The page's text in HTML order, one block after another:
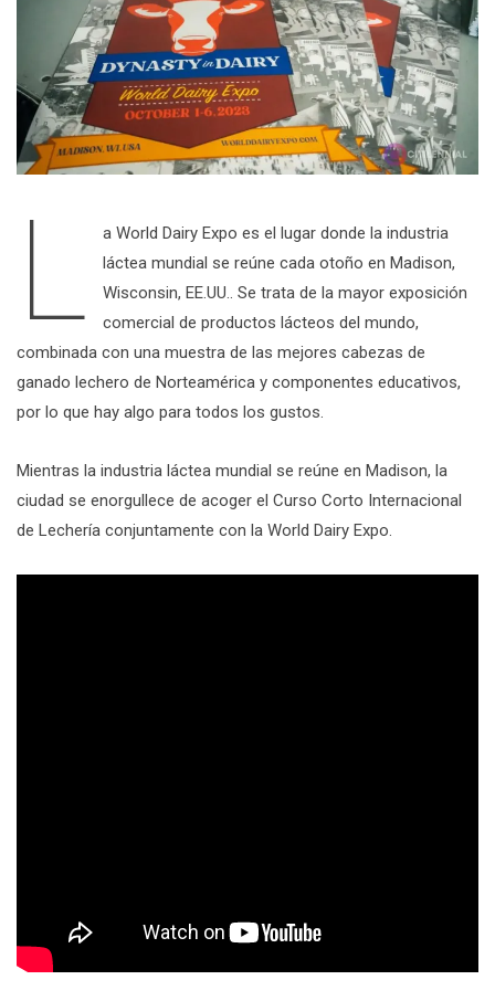
L
a World Dairy Expo es el lugar donde la industria
láctea mundial se reúne cada otoño en Madison,
Wisconsin, EE.UU.. Se trata de la mayor exposición
comercial de productos lácteos del mundo,
combinada con una muestra de las mejores cabezas de
ganado lechero de Norteamérica y componentes educativos,
por lo que hay algo para todos los gustos.
Mientras la industria láctea mundial se reúne en Madison, la
ciudad se enorgullece de acoger el Curso Corto Internacional
de Lechería conjuntamente con la World Dairy Expo.